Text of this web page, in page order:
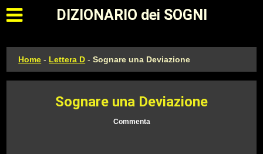
Apri il menu principale
DIZIONARIO dei SOGNI
Home - Lettera D -Sognare una Deviazione
Sognare una Deviazione
Commenta